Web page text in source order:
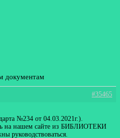
документам
#35465
№234 от 04.03.2021г.).
на нашем сайте из БИБЛИОТЕКИ
руководствоваться.